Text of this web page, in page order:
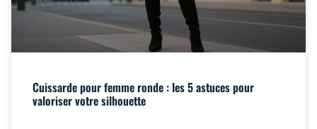
Cuissarde pour femme ronde : les 5 astuces pour
valoriser votre silhouette